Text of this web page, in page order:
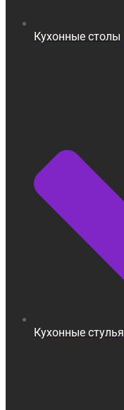
Кухонные столы
Кухонные стулья